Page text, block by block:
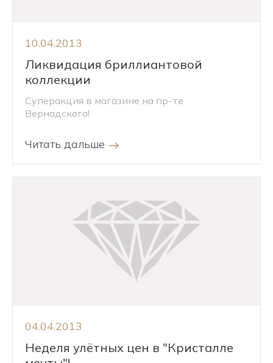
10.04.2013
Ликвидация бриллиантовой
коллекции
Суперакция в магазине на пр-те
Вернадского!
Читать дальше
04.04.2013
Неделя улётных цен в "Кристалле